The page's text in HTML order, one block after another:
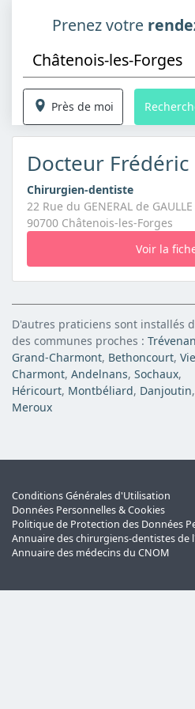
Prenez votre
Près de moi
Docteur Frédéric
Chirurgien-dentiste
22 Rue du GENERAL de GAULLE
90700 Châtenois-les-Forges
Voir la
D'autres praticiens sont installés
des communes proches :
Grand-Charmont, Bethoncourt,
Charmont, Andelnans, Sochaux,
Héricourt, Montbéliard, Danjoutin,
Meroux
Conditions Générales d'Utilisation
Données Personnelles & Cookies
Politique de Protection des Données
Annuaire des chirurgiens-dentistes de
Annuaire des médecins du CNOM